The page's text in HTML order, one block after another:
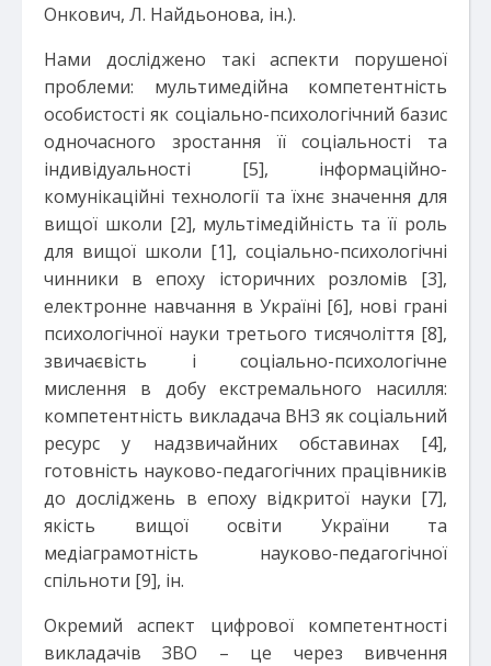
Онкович, Л. Найдьонова, ін.).
Нами досліджено такі аспекти порушеної
проблеми: мультимедійна компетентність
особистості як соціально-психологічний базис
одночасного зростання її соціальності та
індивідуальності [5], інформаційно-
комунікаційні технології та їхнє значення для
вищої школи [2], мультімедійність та її роль
для вищої школи [1], соціально-психологічні
чинники в епоху історичних розломів [3],
електронне навчання в Україні [6], нові грані
психологічної науки третього тисячоліття [8],
звичаєвість і соціально-психологічне
мислення в добу екстремального насилля:
компетентність викладача ВНЗ як соціальний
ресурс у надзвичайних обставинах [4],
готовність науково-педагогічних працівників
до досліджень в епоху відкритої науки [7],
якість вищої освіти України та
медіаграмотність науково-педагогічної
спільноти [9], ін.
Окремий аспект цифрової компетентності
викладачів ЗВО – це через вивчення